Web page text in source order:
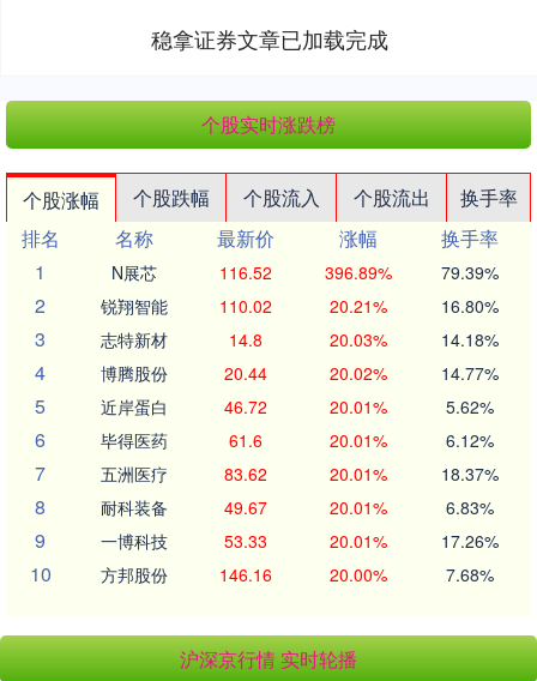
稳拿证券文章已加载完成
个股实时涨跌榜
个股涨幅 个股跌幅 个股流入 个股流出
换手率
排名
名称 最新价 涨幅
换手率
1
N展芯 116.52 396.89% 79.39%
2 锐翔智能 110.02 20.21% 16.80%
3 志特新材 14.8 20.03% 14.18%
4 博腾股份 20.44 20.02% 14.77%
5 近岸蛋白 46.72 20.01% 5.62%
6 毕得医药 61.6 20.01% 6.12%
7 五洲医疗 83.62 20.01% 18.37%
8 耐科装备 49.67 20.01% 6.83%
9 一博科技 53.33 20.01% 17.26%
10 方邦股份 146.16 20.00% 7.68%
沪深京行情 实时轮播